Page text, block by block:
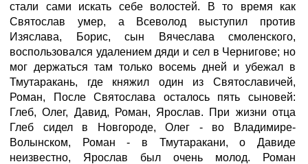
стали сами искать себе волостей. В то время как
Святослав умер, а Всеволод выступил против
Изяслава, Борис, сын Вячеслава смоленского,
воспользовался удалением дяди и сел в Чернигове; но
мог держаться там только восемь дней и убежал в
Тмутаракань, где княжил один из Святославичей,
Роман, После Святослава осталось пять сыновей:
Глеб, Олег, Давид, Роман, Ярослав. При жизни отца
Глеб сидел в Новгороде, Олег - во Владимире-
Волынском, Роман - в Тмутаракани, о Давиде
неизвестно, Ярослав был очень молод. Роман